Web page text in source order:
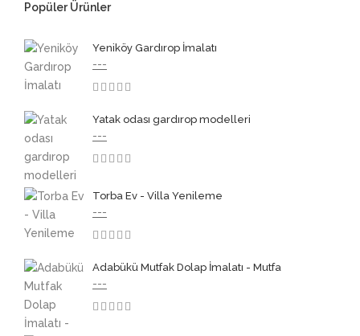
Popüler Ürünler
Yeniköy Gardırop İmalatı
---
Yatak odası gardırop modelleri
---
Torba Ev - Villa Yenileme
---
Adabükü Mutfak Dolap İmalatı - Mutfa
---